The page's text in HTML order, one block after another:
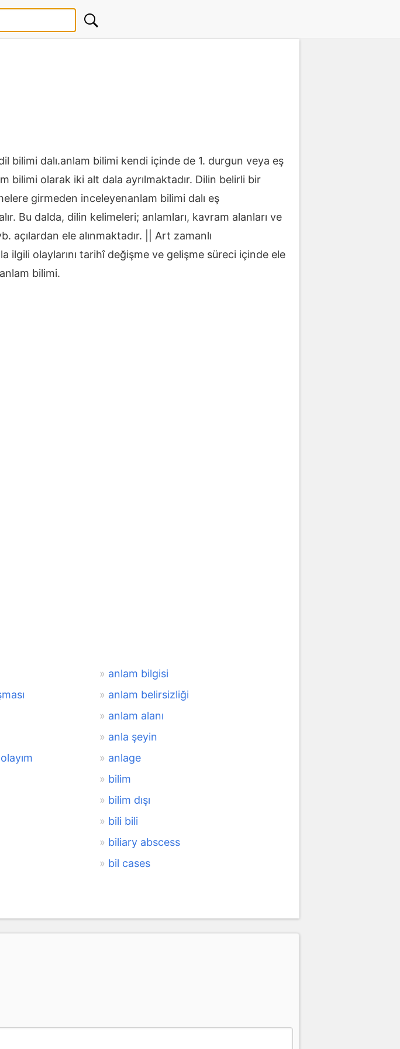
bilimi dalı.anlam bilimi kendi içinde de 1. durgun veya eş
bilimi olarak iki alt dala ayrılmaktadır. Dilin belirli bir
girmeden inceleyenanlam bilimi dalı eş
Bu dalda, dilin kelimeleri; anlamları, kavram alanları ve
açılardan ele alınmaktadır. || Art zamanlı
olaylarını tarihî değişme ve gelişme süreci içinde ele
bilimi.
anlam bilgisi
anlam belirsizliği
anlam alanı
anla şeyin
anlage
bilim
bilim dışı
bili bili
biliary abscess
bil cases